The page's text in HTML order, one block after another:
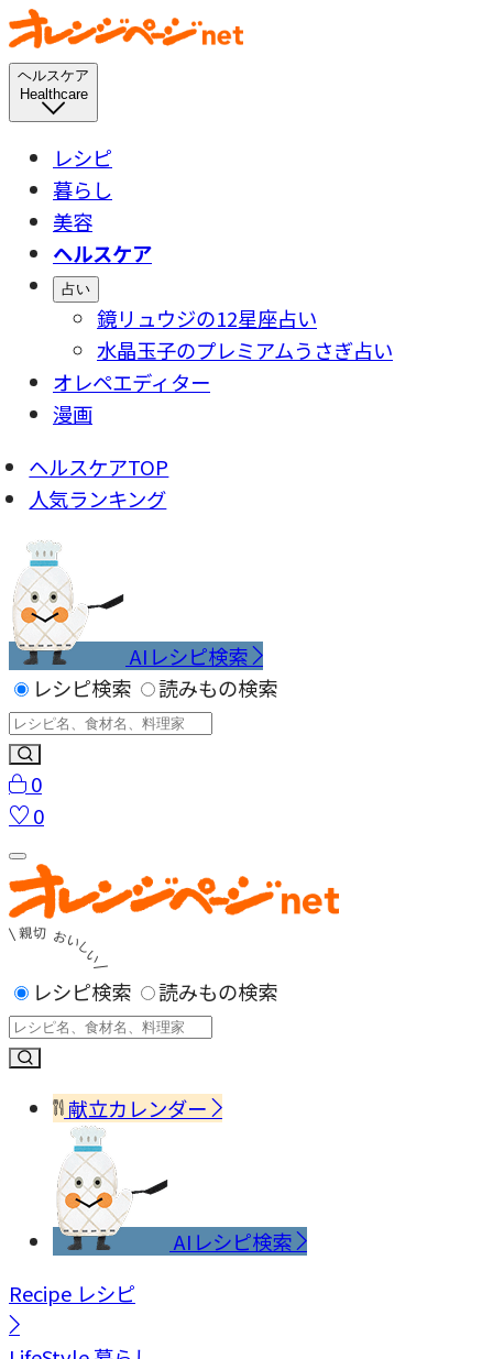
ヘルスケア
Healthcare
レシピ
暮らし
美容
ヘルスケア
占い
鏡リュウジの12星座占い
水晶玉子のプレミアムうさぎ占い
オレペエディター
漫画
ヘルスケアTOP
人気ランキング
AIレシピ検索
レシピ検索
読みもの検索
0
0
レシピ検索 読みもの検索
献立カレンダー
AIレシピ検索
Recipe レシピ